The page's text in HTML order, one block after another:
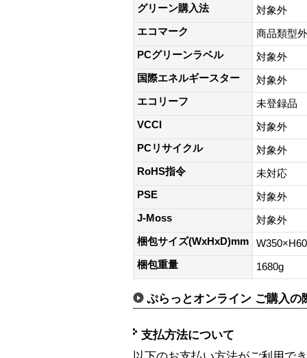
グリーン購入法
対象外
エコマーク
商品類型外
PCグリーンラベル
対象外
国際エネルギースター
対象外
エコリーフ
未登録品
VCCI
対象外
PCリサイクル
対象外
RoHS指令
未対応
PSE
対象外
J-Moss
対象外
梱包サイズ(WxHxD)mm
梱包重量
1680g
ぷらっとオンライン ご購入の
支払方法について